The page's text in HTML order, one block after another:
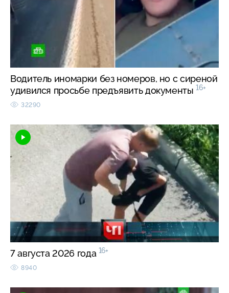
Водитель иномарки без номеров, но с сиреной
удивился просьбе предъявить документы 16+
32290
7 августа 2026 года 16+
8940